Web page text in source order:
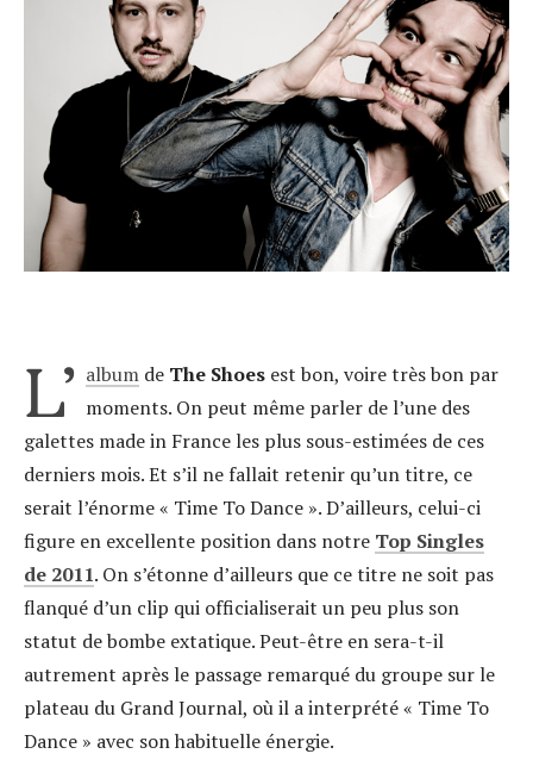
L’ albumde The Shoesest bon, voire très bon par
moments. On peut même parler de l’une des
galettes made in France les plus sous-estimées de ces
derniers mois. Et s’il ne fallait retenir qu’un titre, ce
serait l’énorme « Time To Dance ». D’ailleurs, celui-ci
figure en excellente position dans notre Top Singles
de 2011. On s’étonne d’ailleurs que ce titre ne soit pas
flanqué d’un clip qui officialiserait un peu plus son
statut de bombe extatique. Peut-être en sera-t-il
autrement après le passage remarqué du groupe sur le
plateau du Grand Journal, où il a interprété « Time To
Dance » avec son habituelle énergie.